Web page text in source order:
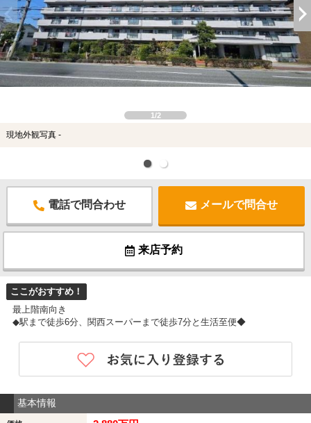
1/2
現地外観写真 -
電話で問合わせ メールで問合せ
来店予約
ここがおすすめ！
最上階南向き
◆駅まで徒歩6分、関西スーパーまで徒歩7分と生活至便◆
基本情報